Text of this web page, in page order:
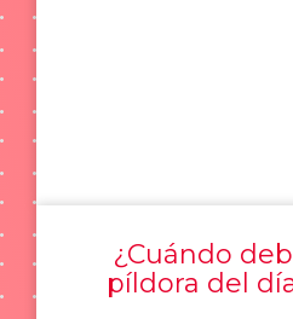
¿Cuándo
píldora del